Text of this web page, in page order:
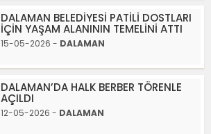
DALAMAN BELEDİYESİ PATİLİ DOSTLARI
İÇİN YAŞAM ALANININ TEMELİNİ ATTI
15-05-2026 - DALAMAN
DALAMAN’DA HALK BERBER TÖRENLE
AÇILDI
12-05-2026 - DALAMAN